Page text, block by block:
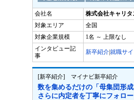
会社名
株式会社キャリタ
対象エリア
全国
対象企業規模
1名 ～ 上限なし
インタビュー記
事
新卒紹介就職サ
[新卒紹介] マイナビ新卒紹介
数を集めるだけの「母集団形
さらに内定者を丁寧にフォロ